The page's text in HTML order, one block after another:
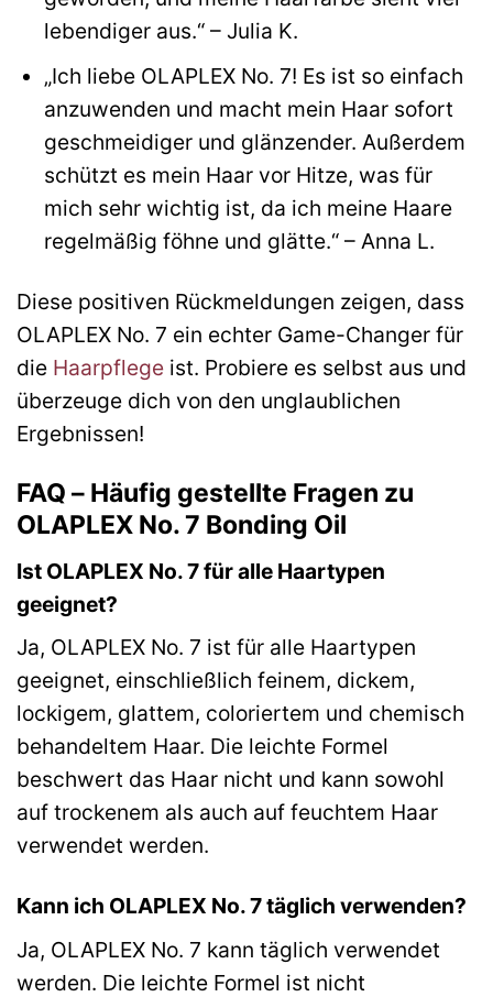
lebendiger aus.“ – Julia K.
„Ich liebe OLAPLEX No. 7! Es ist so einfach
anzuwenden und macht mein Haar sofort
geschmeidiger und glänzender. Außerdem
schützt es mein Haar vor Hitze, was für
mich sehr wichtig ist, da ich meine Haare
regelmäßig föhne und glätte.“ – Anna L.
Diese positiven Rückmeldungen zeigen, dass
OLAPLEX No. 7 ein echter Game-Changer für
die Haarpflege ist. Probiere es selbst aus und
überzeuge dich von den unglaublichen
Ergebnissen!
FAQ – Häufig gestellte Fragen zu
OLAPLEX No. 7 Bonding Oil
Ist OLAPLEX No. 7 für alle Haartypen
geeignet?
Ja, OLAPLEX No. 7 ist für alle Haartypen
geeignet, einschließlich feinem, dickem,
lockigem, glattem, coloriertem und chemisch
behandeltem Haar. Die leichte Formel
beschwert das Haar nicht und kann sowohl
auf trockenem als auch auf feuchtem Haar
verwendet werden.
Kann ich OLAPLEX No. 7 täglich verwenden?
Ja, OLAPLEX No. 7 kann täglich verwendet
werden. Die leichte Formel ist nicht